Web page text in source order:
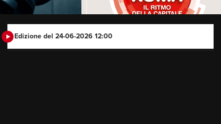
Edizione del 24-06-2026 12:00